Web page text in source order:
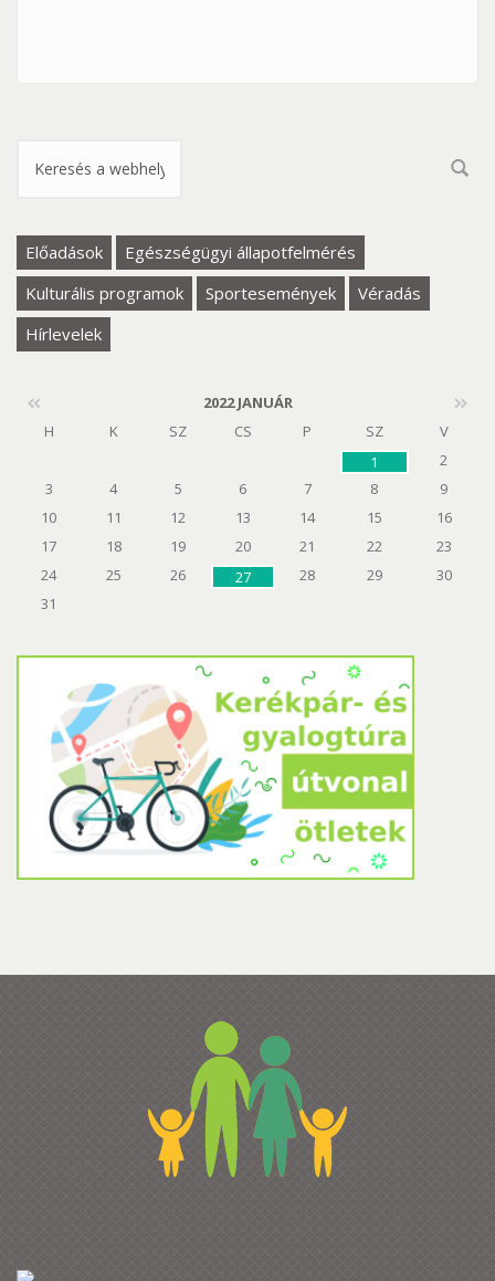
Keresés űrlap
Előadások
Egészségügyi állapotfelmérés
Kulturális programok
Sportesemények
Véradás
Hírlevelek
H K SZ CS P SZ
V
1
2
3
4 5 6 7 8
9
10
11 12 13 14 15
16
17
18 19 20 21 22
23
24
25 26 27 28 29
30
31
2022 JANUÁR